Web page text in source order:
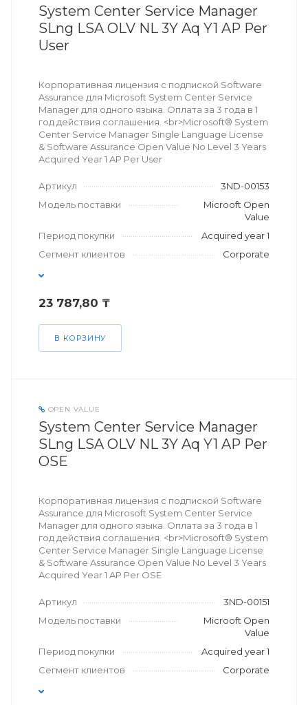
System Center Service Manager
SLng LSA OLV NL 3Y Aq Y1 AP Per
User
Корпоративная лицензия с подпиской Software
Assurance для Microsoft System Center Service
Manager для одного языка. Оплата за 3 года в 1
год действия соглашения. <br>Microsoft® System
Center Service Manager Single Language License
& Software Assurance Open Value No Level 3 Years
Acquired Year 1 AP Per User
Артикул
3ND-00153
Модель поставки
Microoft Open
Value
Период покупки
Acquired year 1
Сегмент клиентов
Corporate
23 787,80 ₸
В КОРЗИНУ
OPEN VALUE
System Center Service Manager
SLng LSA OLV NL 3Y Aq Y1 AP Per
OSE
Корпоративная лицензия с подпиской Software
Assurance для Microsoft System Center Service
Manager для одного языка. Оплата за 3 года в 1
год действия соглашения. <br>Microsoft® System
Center Service Manager Single Language License
& Software Assurance Open Value No Level 3 Years
Acquired Year 1 AP Per OSE
Артикул
3ND-00151
Модель поставки
Microoft Open
Value
Период покупки
Acquired year 1
Сегмент клиентов
Corporate